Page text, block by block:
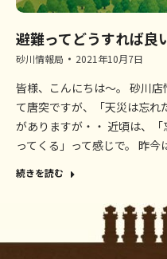
避難ってどうすれば良
砂川情報局 2021年10月7日
皆様、こんにちは～。 砂川
て唐突ですが、「天災は忘れ
がありますが・・ 近頃は、
ってくる」って感じで。 昨
続きを読む